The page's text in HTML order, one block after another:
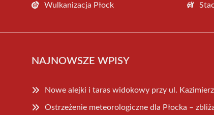
Wulkanizacja Płock
NAJNOWSZE WPISY
Nowe alejki i taras widokowy przy ul.
Ostrzeżenie meteorologiczne dla Płocka –